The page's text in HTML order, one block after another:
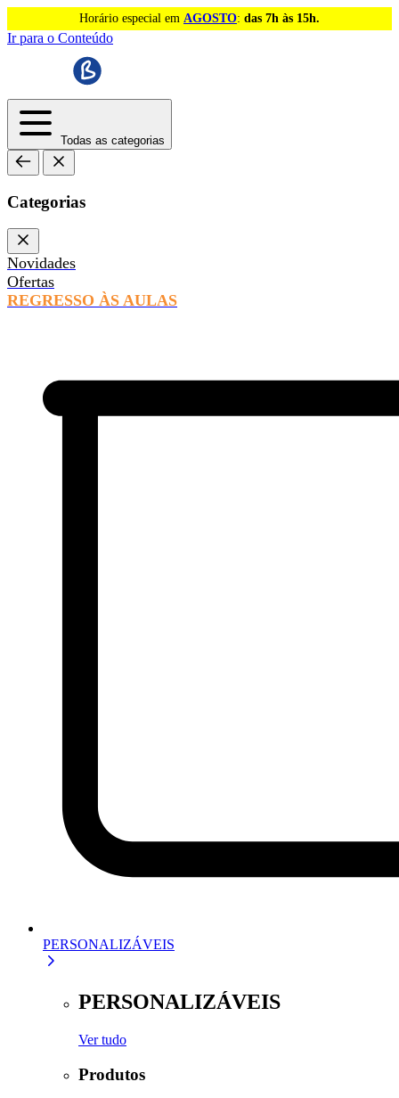
Horário especial em AGOSTO: das 7h às 15h.
Ir para o Conteúdo
Todas as categorias
Categorias
Novidades
Ofertas
REGRESSO ÀS AULAS
PERSONALIZÁVEIS
PERSONALIZÁVEIS
Ver tudo
Produtos